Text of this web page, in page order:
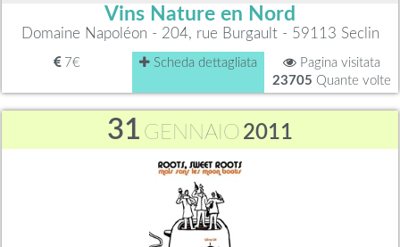
Vins Nature en Nord
Domaine Napoléon - 204, rue Burgault - 59113 Seclin
7€ Scheda dettagliata
Pagina visitata
23705 Quante volte
31 GENNAIO 2011